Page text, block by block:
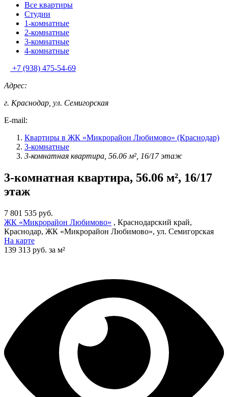
Все квартиры
Студии
1-комнатные
2-комнатные
3-комнатные
4-комнатные
+7 (938) 475-54-69
Адрес:
г. Краснодар, ул. Семигорская
E-mail:
Квартиры в ЖК «Микрорайон Любимово» (Краснодар)
3-комнатные
3-комнатная квартира, 56.06 м², 16/17 этаж
3-комнатная квартира, 56.06 м², 16/17
этаж
7 801 535 руб.
ЖК «Микрорайон Любимово» , Краснодарский край,
Краснодар, ЖК «Микрорайон Любимово», ул. Семигорская
На карте
139 313 руб. за м²